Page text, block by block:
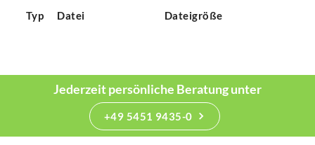
Typ Datei Dateigröße
Jederzeit persönliche Beratung unter
+49 5451 9435-0